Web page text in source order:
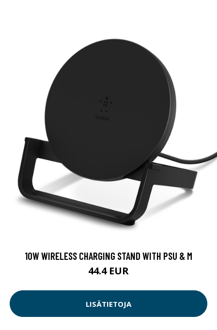
10W WIRELESS CHARGING STAND WITH PSU & M
44.4 EUR
LISÄTIETOJA